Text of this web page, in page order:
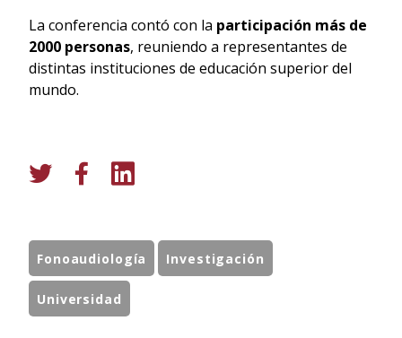
La conferencia contó con la participación más de
2000 personas, reuniendo a representantes de
distintas instituciones de educación superior del
mundo.
Fonoaudiología Investigación
Universidad